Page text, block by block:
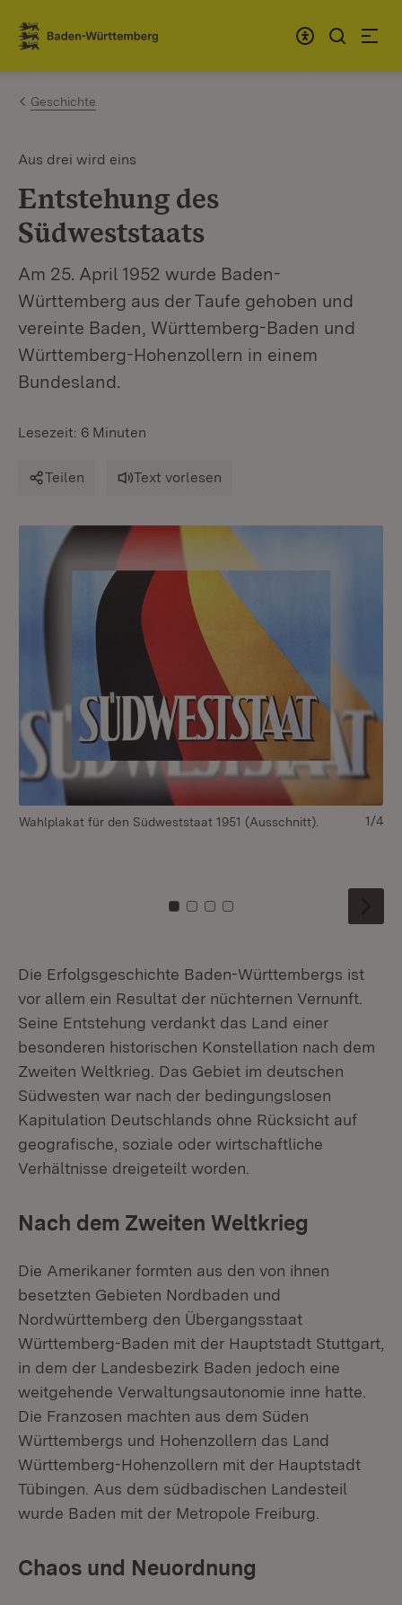
Zum Inhalt springen
Link zur Startseite
Geschichte
Aus drei wird eins
Entstehung des
Südweststaats
Am 25. April 1952 wurde Baden-
Württemberg aus der Taufe gehoben und
vereinte Baden, Württemberg-Baden und
Württemberg-Hohenzollern in einem
Bundesland.
Lesezeit: 6 Minuten
Teilen Text vorlesen
Wahlplakat für den Südweststaat 1951 (Ausschnitt).
Zu Kachel: 0
Zu Kachel: 1
Zu Kachel: 2
Zu Kachel: 3
1/4
Die Erfolgsgeschichte Baden-Württembergs ist
vor allem ein Resultat der nüchternen Vernunft.
Seine Entstehung verdankt das Land einer
besonderen historischen Konstellation nach dem
Zweiten Weltkrieg. Das Gebiet im deutschen
Südwesten war nach der bedingungslosen
Kapitulation Deutschlands ohne Rücksicht auf
geografische, soziale oder wirtschaftliche
Verhältnisse dreigeteilt worden.
Nach dem Zweiten Weltkrieg
Die Amerikaner formten aus den von ihnen
besetzten Gebieten Nordbaden und
Nordwürttemberg den Übergangsstaat
Württemberg-Baden mit der Hauptstadt Stuttgart,
in dem der Landesbezirk Baden jedoch eine
weitgehende Verwaltungsautonomie inne hatte.
Die Franzosen machten aus dem Süden
Württembergs und Hohenzollern das Land
Württemberg-Hohenzollern mit der Hauptstadt
Tübingen. Aus dem südbadischen Landesteil
wurde Baden mit der Metropole Freiburg.
Chaos und Neuordnung